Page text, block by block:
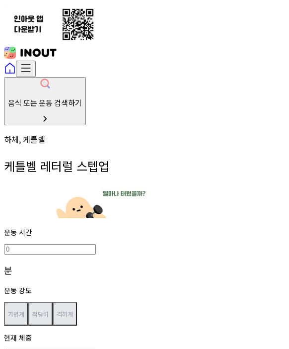
음식 또는 운동 검색하기
하체, 케틀벨
케틀벨 레터럴 스텝업
운동 시간
분
운동 강도
가볍게 적당히 격하게
현재 체중